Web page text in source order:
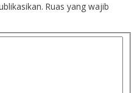
Ruas yang wajib